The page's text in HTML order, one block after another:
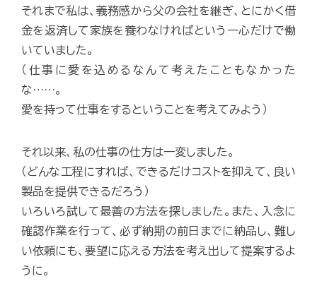
それまで私は、義務感から父の会社を継ぎ、とにかく借
金を返済して家族を養わなければという一心だけで働
いていました。
（仕事に愛を込めるなんて考えたこともなかった
な……。
愛を持って仕事をするということを考えてみよう）
それ以来、私の仕事の仕方は一変しました。
（どんな工程にすれば、できるだけコストを抑えて、良い
製品を提供できるだろう）
いろいろ試して最善の方法を探しました。また、入念に
確認作業を行って、必ず納期の前日までに納品し、難し
い依頼にも、要望に応える方法を考え出して提案するよ
うに。